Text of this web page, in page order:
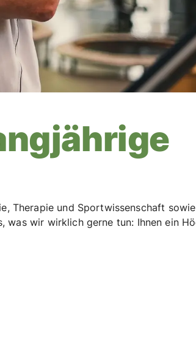
Therapie und Sportwissenschaft
wir wirklich gerne tun: Ihnen ein